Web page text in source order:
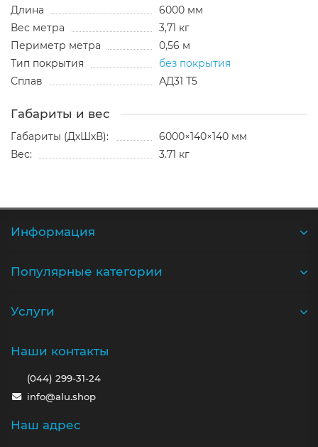
Длина
6000 мм
Вес метра
3,71 кг
Периметр метра
0,56 м
Тип покрытия
без покрытия
Сплав
АД31 Т5
Габариты и вес
Габариты (ДхШхВ):
6000×140×140 мм
Вес:
3.71 кг
Информация
Популярные категории
Услуги
Наши контакты
(044) 299-31-24
info@alu.shop
Наш адрес